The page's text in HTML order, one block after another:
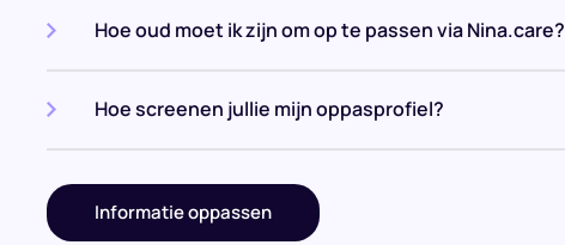
Hoe oud moet ik zijn om op te passen via Nina.care?
Hoe screenen jullie mijn oppasprofiel?
Informatie oppassen